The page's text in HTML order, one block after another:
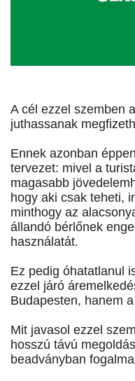
A cél ezzel szemben
juthassanak
Ennek azonban
tervezet: mivel a
magasabb
hogy aki csak teheti,
minthogy az
állandó bérlőnek
használatát.
Ez pedig óhatatlanul
ezzel járó
Budapesten, hanem
Mit javasol ezzel
hosszú távú
beadványban